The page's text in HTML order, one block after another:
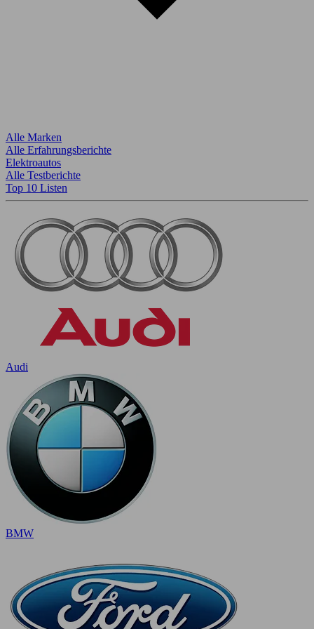
Alle Marken
Alle Erfahrungsberichte
Elektroautos
Alle Testberichte
Top 10 Listen
Audi
BMW